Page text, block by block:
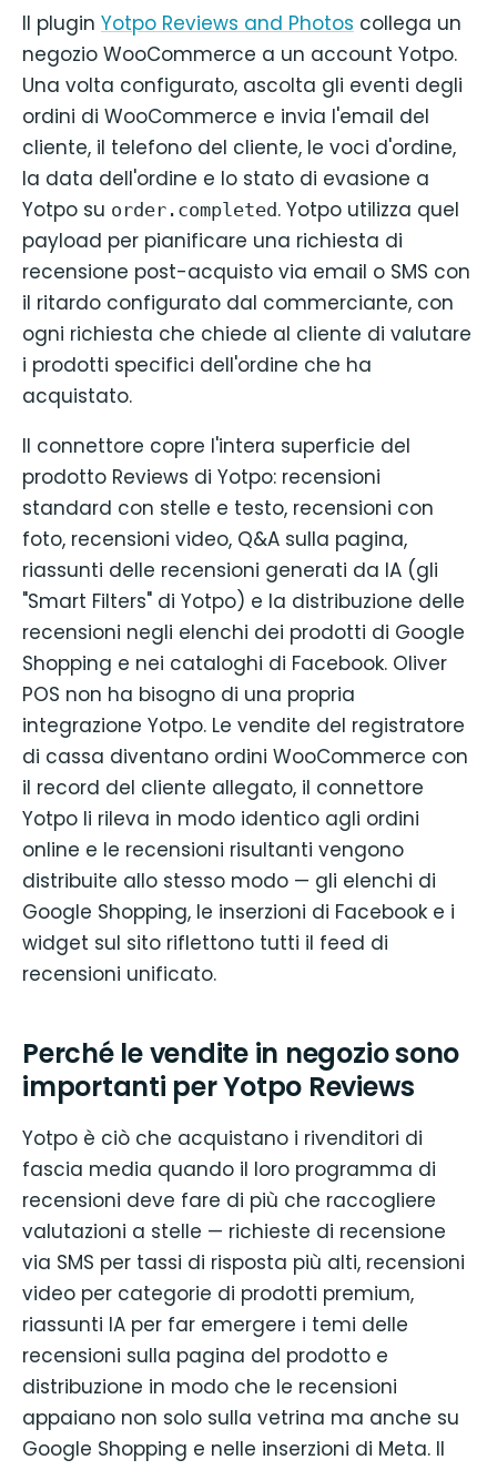
Il plugin Yotpo Reviews and Photos collega un
negozio WooCommerce a un account Yotpo.
Una volta configurato, ascolta gli eventi degli
ordini di WooCommerce e invia l'email del
cliente, il telefono del cliente, le voci d'ordine,
la data dell'ordine e lo stato di evasione a
Yotpo su order.completed. Yotpo utilizza quel
payload per pianificare una richiesta di
recensione post-acquisto via email o SMS con
il ritardo configurato dal commerciante, con
ogni richiesta che chiede al cliente di valutare
i prodotti specifici dell'ordine che ha
acquistato.
Il connettore copre l'intera superficie del
prodotto Reviews di Yotpo: recensioni
standard con stelle e testo, recensioni con
foto, recensioni video, Q&A sulla pagina,
riassunti delle recensioni generati da IA (gli
"Smart Filters" di Yotpo) e la distribuzione delle
recensioni negli elenchi dei prodotti di Google
Shopping e nei cataloghi di Facebook. Oliver
POS non ha bisogno di una propria
integrazione Yotpo. Le vendite del registratore
di cassa diventano ordini WooCommerce con
il record del cliente allegato, il connettore
Yotpo li rileva in modo identico agli ordini
online e le recensioni risultanti vengono
distribuite allo stesso modo — gli elenchi di
Google Shopping, le inserzioni di Facebook e i
widget sul sito riflettono tutti il feed di
recensioni unificato.
Perché le vendite in negozio sono
importanti per Yotpo Reviews
Yotpo è ciò che acquistano i rivenditori di
fascia media quando il loro programma di
recensioni deve fare di più che raccogliere
valutazioni a stelle — richieste di recensione
via SMS per tassi di risposta più alti, recensioni
video per categorie di prodotti premium,
riassunti IA per far emergere i temi delle
recensioni sulla pagina del prodotto e
distribuzione in modo che le recensioni
appaiano non solo sulla vetrina ma anche su
Google Shopping e nelle inserzioni di Meta. Il